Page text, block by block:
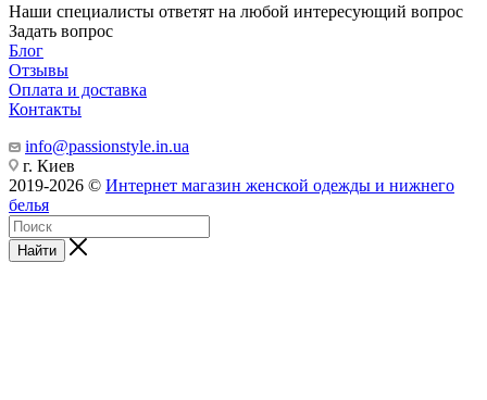
Наши специалисты ответят на любой интересующий вопрос
Задать вопрос
Блог
Отзывы
Оплата и доставка
Контакты
info@passionstyle.in.ua
г. Киев
2019-2026 © Интернет магазин женской одежды и нижнего
белья
Найти